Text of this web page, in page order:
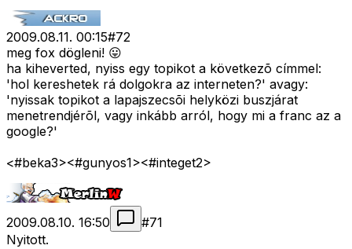
2009.08.11. 00:15#72
meg fox dögleni! 😛
ha kiheverted, nyiss egy topikot a következõ címmel:
'hol kereshetek rá dolgokra az interneten?' avagy:
'nyissak topikot a lapajszecsõi helyközi buszjárat
menetrendjérõl, vagy inkább arról, hogy mi a franc az a
google?'
<#beka3><#gunyos1><#integet2>
2009.08.10. 16:50 #71
Nyitott.